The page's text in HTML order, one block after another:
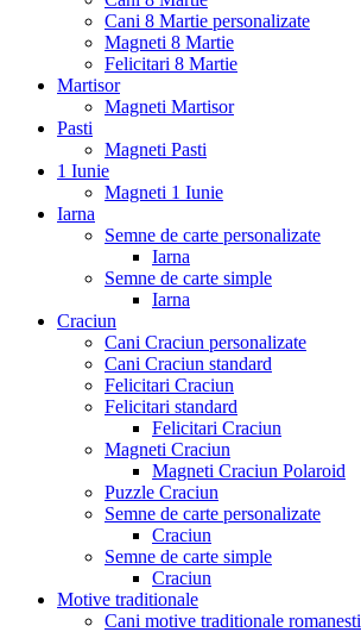
Cani 8 Martie personalizate
Magneti 8 Martie
Felicitari 8 Martie
Martisor
Magneti Martisor
Pasti
Magneti Pasti
1 Iunie
Magneti 1 Iunie
Iarna
Semne de carte personalizate
Iarna
Semne de carte simple
Iarna
Craciun
Cani Craciun personalizate
Cani Craciun standard
Felicitari Craciun
Felicitari standard
Felicitari Craciun
Magneti Craciun
Magneti Craciun Polaroid
Puzzle Craciun
Semne de carte personalizate
Craciun
Semne de carte simple
Craciun
Motive traditionale
Cani motive traditionale romanesti